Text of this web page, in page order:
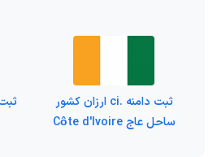
ثبت دامنه .ci ارزان کشور
ساحل عاج Côte d'Ivoire